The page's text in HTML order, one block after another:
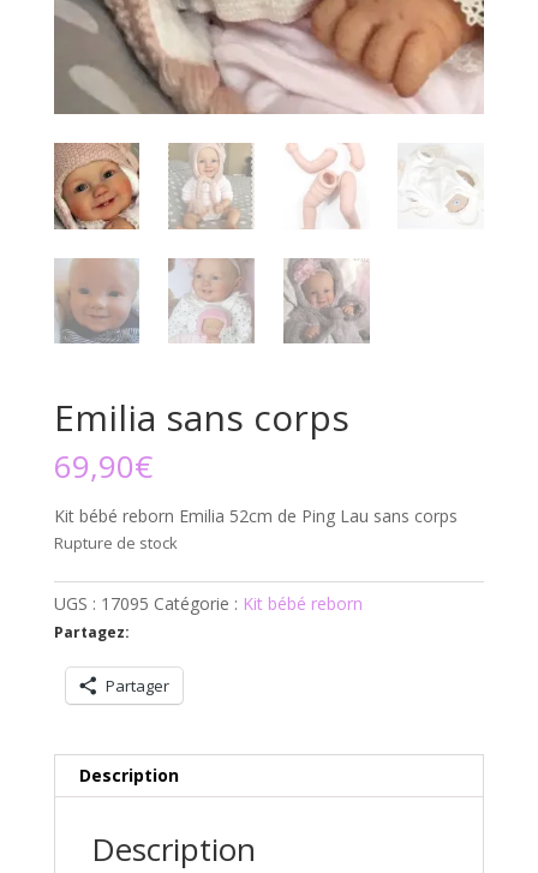
Emilia sans corps
69,90€
Kit bébé reborn Emilia 52cm de Ping Lau sans corps
Rupture de stock
UGS : 17095 Catégorie : Kit bébé reborn
Partagez:
Partager
Description
Description